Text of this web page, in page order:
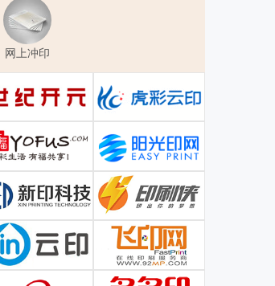
网上冲印